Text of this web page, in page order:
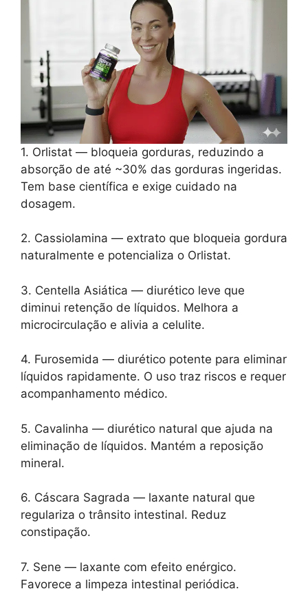
1. Orlistat — bloqueia gorduras, reduzindo a
absorção de até ~30% das gorduras ingeridas.
Tem base científica e exige cuidado na
dosagem.
2. Cassiolamina — extrato que bloqueia gordura
naturalmente e potencializa o Orlistat.
3. Centella Asiática — diurético leve que
diminui retenção de líquidos. Melhora a
microcirculação e alivia a celulite.
4. Furosemida — diurético potente para eliminar
líquidos rapidamente. O uso traz riscos e requer
acompanhamento médico.
5. Cavalinha — diurético natural que ajuda na
eliminação de líquidos. Mantém a reposição
mineral.
6. Cáscara Sagrada — laxante natural que
regulariza o trânsito intestinal. Reduz
constipação.
7. Sene — laxante com efeito enérgico.
Favorece a limpeza intestinal periódica.